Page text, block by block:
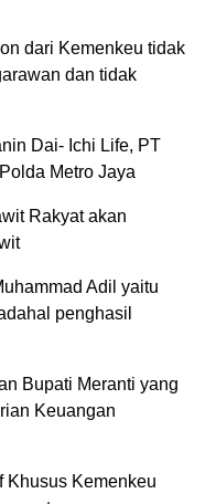
dari Kemenkeu tidak
dan tidak
Dai- Ichi Life, PT
Metro Jaya
Rakyat akan
Adil yaitu
penghasil
Bupati Meranti yang
Keuangan
Khusus Kemenkeu